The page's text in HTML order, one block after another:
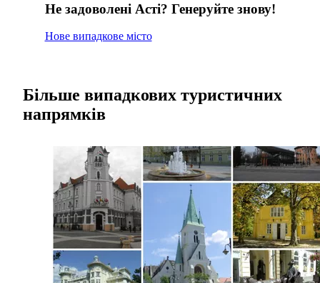
Не задоволені Асті? Генеруйте знову!
Нове випадкове місто
Більше випадкових туристичних
напрямків